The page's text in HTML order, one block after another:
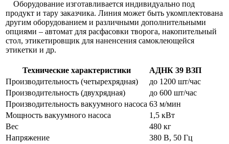
Оборудование изготавливается индивидуально под
продукт и тару заказчика. Линия может быть укомплектована
другим оборудованием и различными дополнительными
опциями – автомат для расфасовки творога, накопительный
стол, этикетировщик для наненсения самоклеющейся
этикетки и др.
Технические характеристики
АДНК 39 ВЗП
Производительность (четырехрядная)
до 1200 шт/час
Производительность (двухрядная)
до 600 шт/час
Производительность вакуумного насоса 63 м/мин
Мощность вакуумного насоса
1,5 кВт
Вес
480 кг
Напряжение
380 В, 50 Гц